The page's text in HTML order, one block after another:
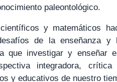
paleontológico.
y matemáticos
de la enseñanza y
que investigar y enseñar
integradora,
y educativos de nuestro